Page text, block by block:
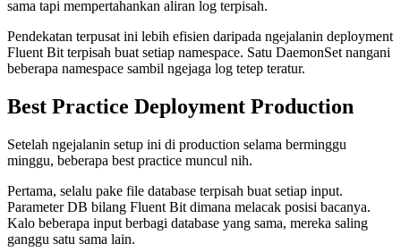
sama tapi mempertahankan aliran log terpisah.
Pendekatan terpusat ini lebih efisien daripada ngejalanin deployment
Fluent Bit terpisah buat setiap namespace. Satu DaemonSet nangani
beberapa namespace sambil ngejaga log tetep teratur.
Best Practice Deployment Production
Setelah ngejalanin setup ini di production selama berminggu
minggu, beberapa best practice muncul nih.
Pertama, selalu pake file database terpisah buat setiap input.
Parameter DB bilang Fluent Bit dimana melacak posisi bacanya.
Kalo beberapa input berbagi database yang sama, mereka saling
ganggu satu sama lain.